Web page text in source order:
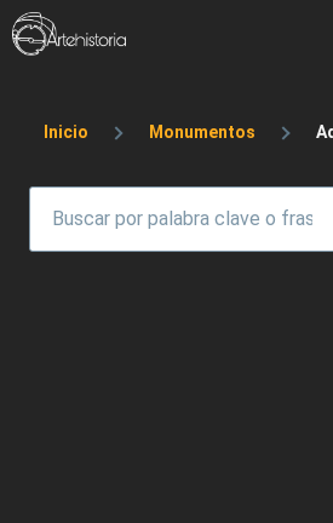
Pasar al contenido principal
Sobrescribir enlaces
Inicio Monumentos